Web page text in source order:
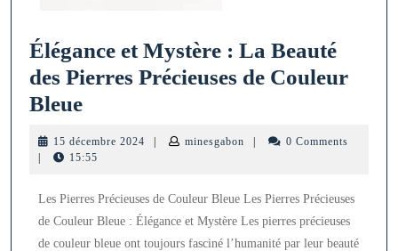
Élégance et Mystère : La Beauté
des Pierres Précieuses de Couleur
BleueÉlégance
Mystère
La
Beauté
15 décembre 2024 15| minesgabon minesgabon
|
0 Comments
|
15:55
Les Pierres Précieuses de Couleur Bleue Les Pierres Précieuses
de Couleur Bleue : Élégance et Mystère Les pierres précieuses
de couleur bleue ont toujours fasciné l’humanité par leur beauté